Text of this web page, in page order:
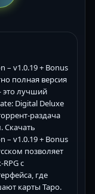
– v1.0.19 + Bonus
полная версия
это лучший
Digital Deluxe
раздача
Скачать
– v1.0.19 + Bonus
позволяет
с
где
карты Таро.